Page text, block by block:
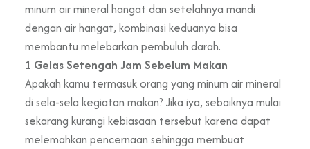
minum air mineral hangat dan setelahnya mandi
dengan air hangat, kombinasi keduanya bisa
membantu melebarkan pembuluh darah.
1 Gelas Setengah Jam Sebelum Makan
Apakah kamu termasuk orang yang minum air mineral
di sela-sela kegiatan makan? Jika iya, sebaiknya mulai
sekarang kurangi kebiasaan tersebut karena dapat
melemahkan pencernaan sehingga membuat